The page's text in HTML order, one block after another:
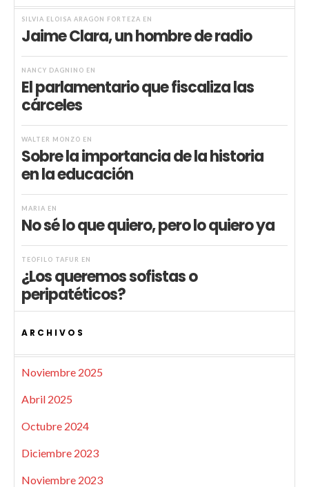
SILVIA ELOISA ARAGÓN FORTEZA EN
Jaime Clara, un hombre de radio
NANCY DAGNINO EN
El parlamentario que fiscaliza las
cárceles
WALTER MONZÓ EN
Sobre la importancia de la historia
en la educación
MARIA EN
No sé lo que quiero, pero lo quiero ya
TEÓFILO TAFUR EN
¿Los queremos sofistas o
peripatéticos?
ARCHIVOS
Noviembre 2025
Abril 2025
Octubre 2024
Diciembre 2023
Noviembre 2023